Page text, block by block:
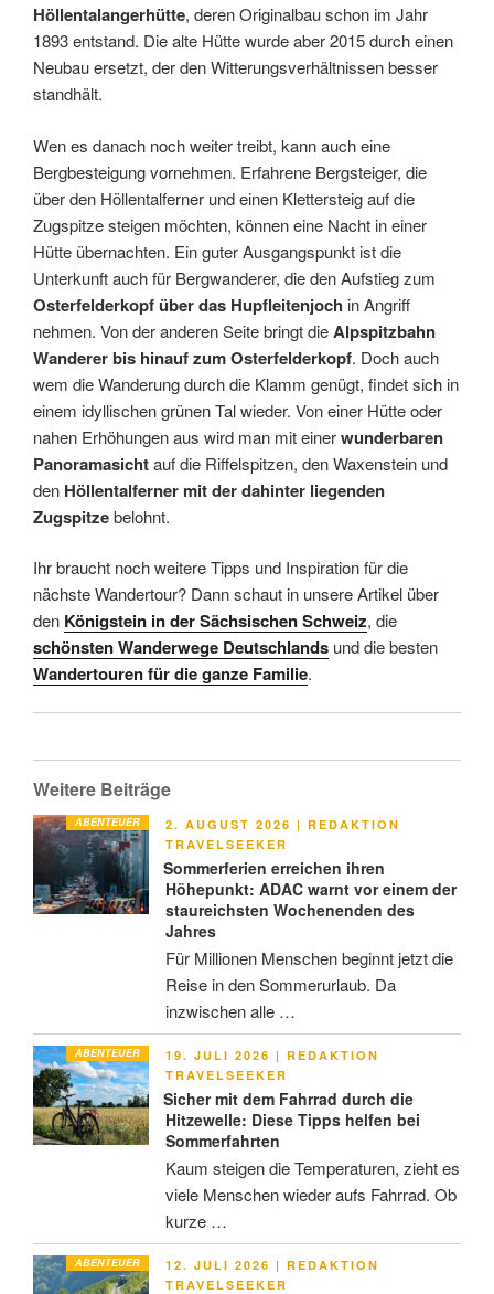
Höllentalangerhütte, deren Originalbau schon im Jahr
1893 entstand. Die alte Hütte wurde aber 2015 durch einen
Neubau ersetzt, der den Witterungsverhältnissen besser
standhält.
Wen es danach noch weiter treibt, kann auch eine
Bergbesteigung vornehmen. Erfahrene Bergsteiger, die
über den Höllentalferner und einen Klettersteig auf die
Zugspitze steigen möchten, können eine Nacht in einer
Hütte übernachten. Ein guter Ausgangspunkt ist die
Unterkunft auch für Bergwanderer, die den Aufstieg zum
Osterfelderkopf über das Hupfleitenjoch in Angriff
nehmen. Von der anderen Seite bringt dieAlpspitzbahn
Wanderer bis hinauf zum Osterfelderkopf. Doch auch
wem die Wanderung durch die Klamm genügt, findet sich in
einem idyllischen grünen Tal wieder. Von einer Hütte oder
nahen Erhöhungen aus wird man mit einerwunderbaren
Panoramasichtauf die Riffelspitzen, den Waxenstein und
den Höllentalferner mit der dahinter liegenden
Zugspitzebelohnt.
Ihr braucht noch weitere Tipps und Inspiration für die
nächste Wandertour? Dann schaut in unsere Artikel über
den Königstein in der Sächsischen Schweiz, die
schönsten Wanderwege Deutschlands und die besten
Wandertouren für die ganze Familie.
Weitere Beiträge
ABENTEUER
VERÖFFENTLICHT
AM
2. AUGUST 2026 | REDAKTION
TRAVELSEEKER
Sommerferien erreichen ihren
Höhepunkt: ADAC warnt vor einem der
staureichsten Wochenenden des
Jahres
Für Millionen Menschen beginnt jetzt die
Reise in den Sommerurlaub. Da
inzwischen alle …
ABENTEUER
VERÖFFENTLICHT
AM
19. JULI 2026 | REDAKTION
TRAVELSEEKER
Sicher mit dem Fahrrad durch die
Hitzewelle: Diese Tipps helfen bei
Sommerfahrten
Kaum steigen die Temperaturen, zieht es
viele Menschen wieder aufs Fahrrad. Ob
kurze …
ABENTEUER
VERÖFFENTLICHT
AM
12. JULI 2026 | REDAKTION
TRAVELSEEKER